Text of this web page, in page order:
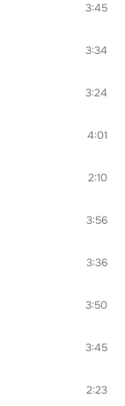
3:45
3:34
3:24
4:01
2:10
3:56
3:36
3:50
3:45
2:23